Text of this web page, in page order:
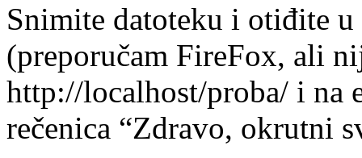
Snimite datoteku i otiđite
(preporučam FireFox, ali
http://localhost/proba/ i na
rečenica “Zdravo, okrutni